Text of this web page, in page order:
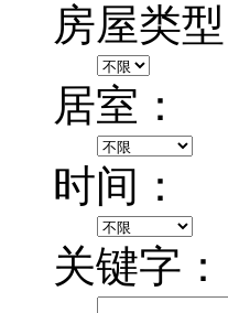
房屋类型
居室：
时间：
关键字：